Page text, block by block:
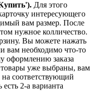
Для этого
интересующего
вам размер. После
нужное колличество.
Вы можете нажать
вам необходимо что-то
оформлению заказа
уже выбраны, вам
соответствующий
2-а варианта